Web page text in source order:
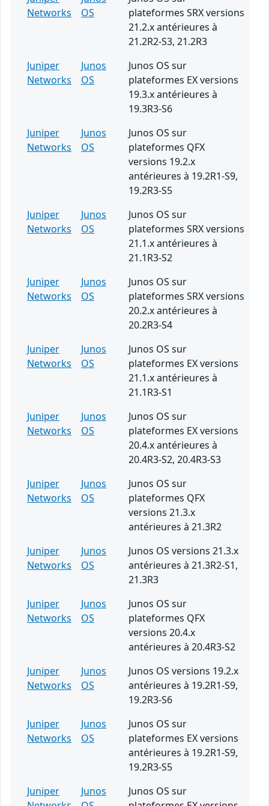
Networks
OS
plateformes SRX versions
21.2.x antérieures à
21.2R2-S3, 21.2R3
Juniper
Networks
Junos
OS
Junos OS sur
plateformes EX versions
19.3.x antérieures à
19.3R3-S6
Juniper
Networks
Junos
OS
Junos OS sur
plateformes QFX
versions 19.2.x
antérieures à 19.2R1-S9,
19.2R3-S5
Juniper
Networks
Junos
OS
Junos OS sur
plateformes SRX versions
21.1.x antérieures à
21.1R3-S2
Juniper
Networks
Junos
OS
Junos OS sur
plateformes SRX versions
20.2.x antérieures à
20.2R3-S4
Juniper
Networks
Junos
OS
Junos OS sur
plateformes EX versions
21.1.x antérieures à
21.1R3-S1
Juniper
Networks
Junos
OS
Junos OS sur
plateformes EX versions
20.4.x antérieures à
20.4R3-S2, 20.4R3-S3
Juniper
Networks
Junos
OS
Junos OS sur
plateformes QFX
versions 21.3.x
antérieures à 21.3R2
Juniper
Networks
Junos
OS
Junos OS versions 21.3.x
antérieures à 21.3R2-S1,
21.3R3
Juniper
Networks
Junos
OS
Junos OS sur
plateformes QFX
versions 20.4.x
antérieures à 20.4R3-S2
Juniper
Networks
Junos
OS
Junos OS versions 19.2.x
antérieures à 19.2R1-S9,
19.2R3-S6
Juniper
Networks
Junos
OS
Junos OS sur
plateformes EX versions
antérieures à 19.2R1-S9,
19.2R3-S5
Juniper
Junos
Junos OS sur